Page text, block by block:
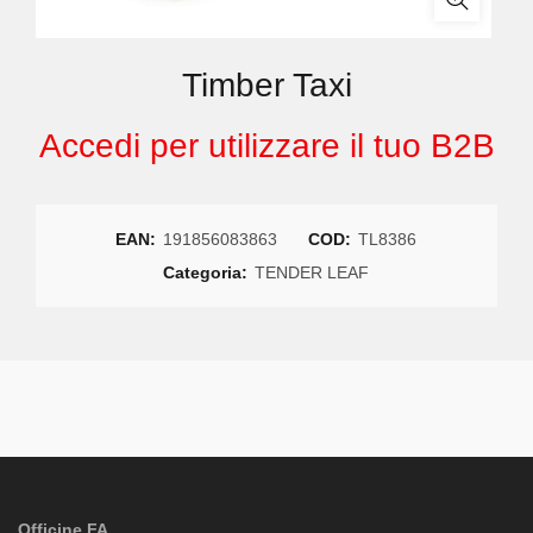
Timber Taxi
Accedi per utilizzare il tuo B2B
EAN: 191856083863 COD: TL8386
Categoria: TENDER LEAF